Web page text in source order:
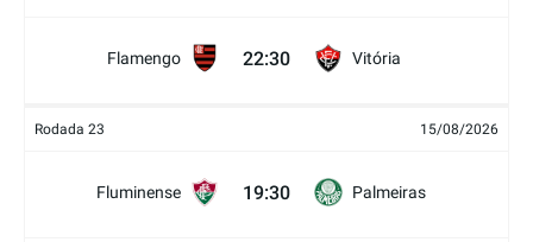
Flamengo 22:30 Vitória
Rodada 23 15/08/2026
Fluminense 19:30 Palmeiras